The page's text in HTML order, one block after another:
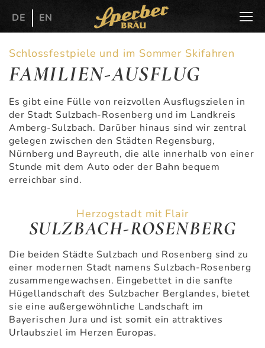
DE EN
Schlossfestpiele und im Sommer Skifahren
FAMILIEN-AUSFLUG
Es gibt eine Fülle von reizvollen Ausflugszielen in
der Stadt Sulzbach-Rosenberg und im Landkreis
Amberg-Sulzbach. Darüber hinaus sind wir zentral
gelegen zwischen den Städten Regensburg,
Nürnberg und Bayreuth, die alle innerhalb von einer
Stunde mit dem Auto oder der Bahn bequem
erreichbar sind.
Herzogstadt mit Flair
SULZBACH-ROSENBERG
Die beiden Städte Sulzbach und Rosenberg sind zu
einer modernen Stadt namens Sulzbach-Rosenberg
zusammengewachsen. Eingebettet in die sanfte
Hügellandschaft des Sulzbacher Berglandes, bietet
sie eine außergewöhnliche Landschaft im
Bayerischen Jura und ist somit ein attraktives
Urlaubsziel im Herzen Europas.